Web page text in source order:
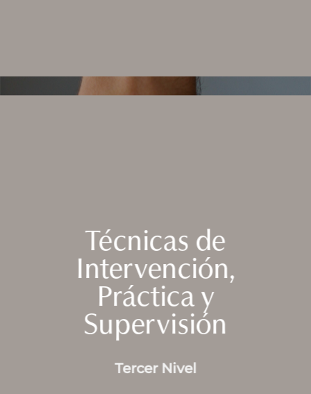
Técnicas de
Intervención,
Práctica y
Supervisión
Tercer Nivel